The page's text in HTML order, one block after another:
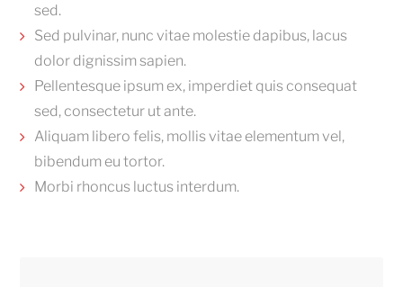
sed.
Sed pulvinar, nunc vitae molestie dapibus, lacus
dolor dignissim sapien.
Pellentesque ipsum ex, imperdiet quis consequat
sed, consectetur ut ante.
Aliquam libero felis, mollis vitae elementum vel,
bibendum eu tortor.
Morbi rhoncus luctus interdum.